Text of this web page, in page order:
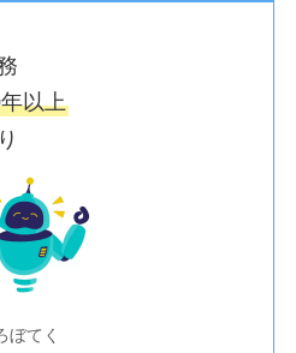
以上
ぼてく